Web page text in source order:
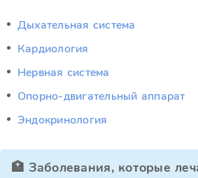
Дыхательная система
Кардиология
Нервная система
Опорно-двигательный аппарат
Эндокринология
🏥 Заболевания, которые